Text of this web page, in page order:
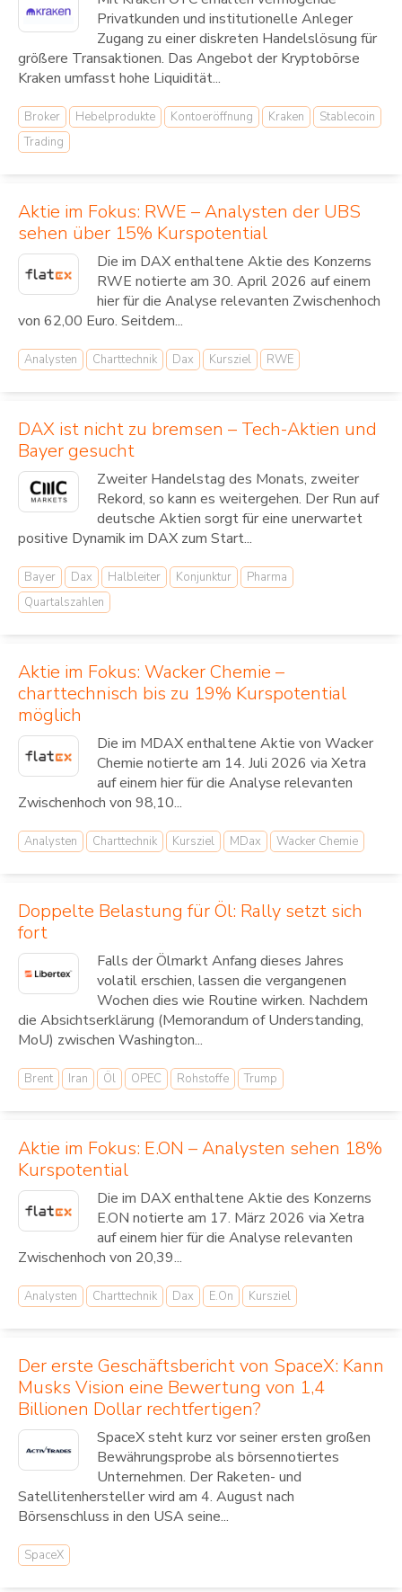
Privatkunden und institutionelle Anleger
Zugang zu einer diskreten Handelslösung für
größere Transaktionen. Das Angebot der Kryptobörse
Kraken umfasst hohe Liquidität...
Broker Hebelprodukte Kontoeröffnung Kraken
Stablecoin
Trading
Aktie im Fokus: RWE – Analysten der UBS
sehen über 15% Kurspotential
Die im DAX enthaltene Aktie des Konzerns
RWE notierte am 30. April 2026 auf einem
hier für die Analyse relevanten Zwischenhoch
von 62,00 Euro. Seitdem...
Analysten Charttechnik Dax Kursziel RWE
DAX ist nicht zu bremsen – Tech-Aktien und
Bayer gesucht
Zweiter Handelstag des Monats, zweiter
Rekord, so kann es weitergehen. Der Run auf
deutsche Aktien sorgt für eine unerwartet
positive Dynamik im DAX zum Start...
Bayer Dax Halbleiter Konjunktur
Pharma
Quartalszahlen
Aktie im Fokus: Wacker Chemie –
charttechnisch bis zu 19% Kurspotential
möglich
Die im MDAX enthaltene Aktie von Wacker
Chemie notierte am 14. Juli 2026 via Xetra
auf einem hier für die Analyse relevanten
Zwischenhoch von 98,10...
Analysten Charttechnik Kursziel MDax Wacker Chemie
Doppelte Belastung für Öl: Rally setzt sich
fort
Falls der Ölmarkt Anfang dieses Jahres
volatil erschien, lassen die vergangenen
Wochen dies wie Routine wirken. Nachdem
die Absichtserklärung (Memorandum of Understanding,
MoU) zwischen Washington...
Brent Iran Öl OPEC Rohstoffe Trump
Aktie im Fokus: E.ON – Analysten sehen 18%
Kurspotential
Die im DAX enthaltene Aktie des Konzerns
E.ON notierte am 17. März 2026 via Xetra
auf einem hier für die Analyse relevanten
Zwischenhoch von 20,39...
Analysten Charttechnik Dax E.On Kursziel
Der erste Geschäftsbericht von SpaceX: Kann
Musks Vision eine Bewertung von 1,4
Billionen Dollar rechtfertigen?
SpaceX steht kurz vor seiner ersten großen
Bewährungsprobe als börsennotiertes
Unternehmen. Der Raketen- und
Satellitenhersteller wird am 4. August nach
Börsenschluss in den USA seine...
SpaceX